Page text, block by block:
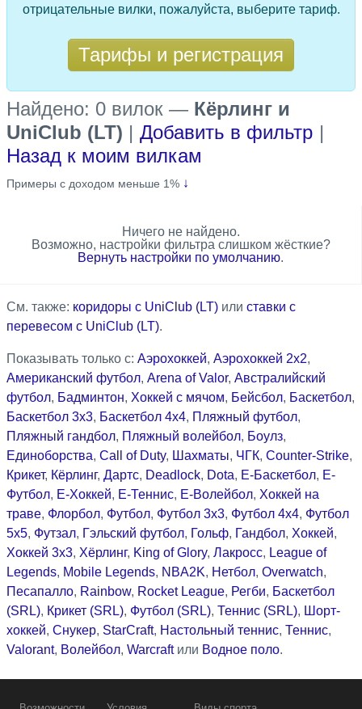
отрицательные вилки, пожалуйста, выберите тариф.
Тарифы и регистрация
Найдено: 0 вилок — Кёрлинг и
UniClub (LT) | Добавить в фильтр |
Назад к моим вилкам
Примеры с доходом меньше 1% ↓
Ничего не найдено.
Возможно, настройки фильтра слишком жёсткие?
Вернуть настройки по умолчанию.
См. также: коридоры с UniClub (LT) или ставки с
перевесом с UniClub (LT).
Показывать только с: Аэрохоккей, Аэрохоккей 2x2,
Американский футбол, Arena of Valor, Австралийский
футбол, Бадминтон, Хоккей с мячом, Бейсбол, Баскетбол,
Баскетбол 3x3, Баскетбол 4x4, Пляжный футбол,
Пляжный гандбол, Пляжный волейбол, Боулз,
Единоборства, Call of Duty, Шахматы, ЧГК, Counter-Strike,
Крикет, Кёрлинг, Дартс, Deadlock, Dota, Е-Баскетбол, Е-
Футбол, Е-Хоккей, Е-Теннис, Е-Волейбол, Хоккей на
траве, Флорбол, Футбол, Футбол 3x3, Футбол 4x4, Футбол
5x5, Футзал, Гэльский футбол, Гольф, Гандбол, Хоккей,
Хоккей 3x3, Хёрлинг, King of Glory, Лакросс, League of
Legends, Mobile Legends, NBA2K, Нетбол, Overwatch,
Песапалло, Rainbow, Rocket League, Регби, Баскетбол
(SRL), Крикет (SRL), Футбол (SRL), Теннис (SRL), Шорт-
хоккей, Снукер, StarCraft, Настольный теннис, Теннис,
Valorant, Волейбол, Warcraftили Водное поло.